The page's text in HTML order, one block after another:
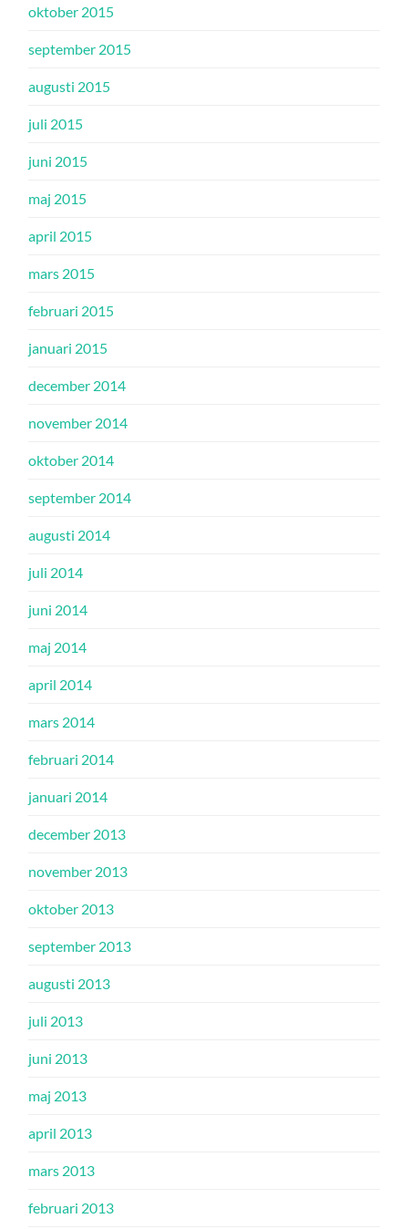
oktober 2015
september 2015
augusti 2015
juli 2015
juni 2015
maj 2015
april 2015
mars 2015
februari 2015
januari 2015
december 2014
november 2014
oktober 2014
september 2014
augusti 2014
juli 2014
juni 2014
maj 2014
april 2014
mars 2014
februari 2014
januari 2014
december 2013
november 2013
oktober 2013
september 2013
augusti 2013
juli 2013
juni 2013
maj 2013
april 2013
mars 2013
februari 2013